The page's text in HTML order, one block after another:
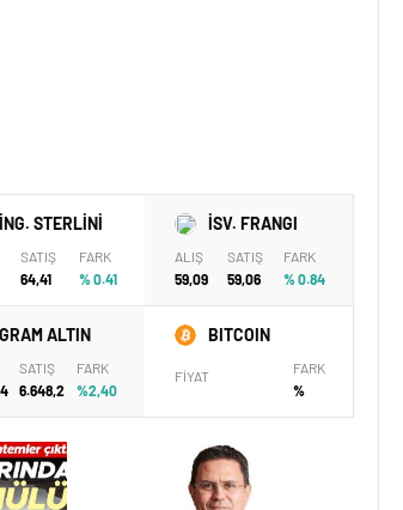
İNG. STERLİNİ
SATIŞ
64,41
FARK
% 0.41
İSV. FRANGI
ALIŞ
59,09
SATIŞ
59,06
FARK
% 0.84
GRAM ALTIN
SATIŞ
6.648,2
FARK
%2,40
BITCOIN
FİYAT
FARK
%